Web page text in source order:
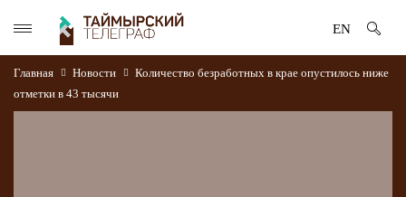
EN
Главная Новости
Количество безработных в крае опустилось ниже
отметки в 43 тысячи